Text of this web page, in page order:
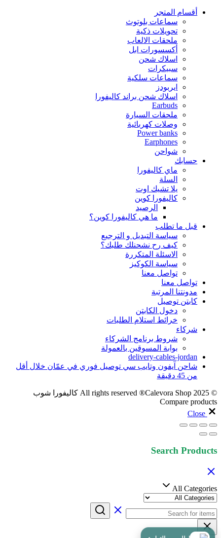
أقسام المتجر
سماعات بلوتوث
تحويلات ذكية
ملحقات الالعاب
أكسسورات ابل
اسلاك شحن
سبيكرات
سماعات سلكية
ايربودز
اسلاك شحن براند كاليفورا
Earbuds
ملحقات السيارة
وصلات كهربائية
Power banks
Earphones
شواحن
حسابك
ماي كاليفورا
السلة
يلا تشيك اوت
كاليفورا كوين
الرصيد
ما هي كاليفورا كوين؟
قبل ما تطلب
سياسة التبديل و الترجيع
كيف رح نشحنلك طلبك؟
الاسئلة المتكررة
سياسة الكوكيز
تواصل معنا
تواصل معنا
مدونتنا المرتبة
كابتن توصيل
دخول الكابتن
خرائط استلام الطلبات
شركاء
شروط برنامج الشركاء
بوابة المسوقين بالعمولة
delivery-cables-jordan
شاحن آيفون وتايب سي توصيل فوري في عمّان خلال أقل
من 45 دقيقة
© 2025 All rights reserved ®Calevora Shop كاليفورا شوب
Compare products
Close
Search Products
All Categories